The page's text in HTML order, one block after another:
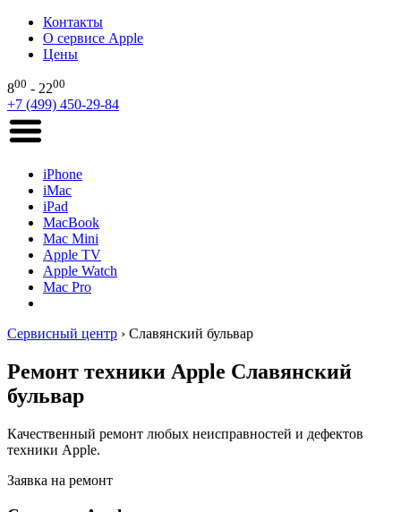
Контакты
О сервисе Apple
Цены
800 - 2200
+7 (499) 450-29-84
iPhone
iMac
iPad
MacBook
Mac Mini
Apple TV
Apple Watch
Mac Pro
Сервисный центр › Славянский бульвар
Ремонт техники Apple Славянский
бульвар
Качественный ремонт любых неисправностей и дефектов
техники Apple.
Заявка на ремонт